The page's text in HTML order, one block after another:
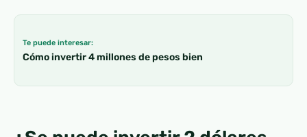
Te puede interesar:
Cómo invertir 4 millones de pesos bien